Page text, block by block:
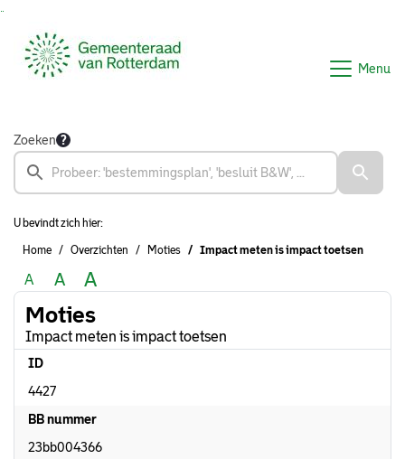
Menu
Zoeken
U bevindt zich hier:
Home Overzichten Moties Impact meten is impact toetsen
A A A
Moties
Impact meten is impact toetsen
ID
4427
BB nummer
23bb004366